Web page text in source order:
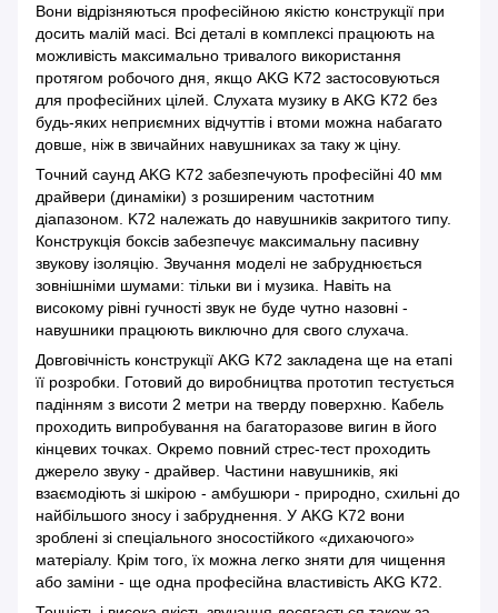
Вони відрізняються професійною якістю конструкції при
досить малій масі. Всі деталі в комплексі працюють на
можливість максимально тривалого використання
протягом робочого дня, якщо AKG K72 застосовуються
для професійних цілей. Слухата музику в AKG K72 без
будь-яких неприємних відчуттів і втоми можна набагато
довше, ніж в звичайних навушниках за таку ж ціну.
Точний саунд AKG K72 забезпечують професійні 40 мм
драйвери (динаміки) з розширеним частотним
діапазоном. K72 належать до навушників закритого типу.
Конструкція боксів забезпечує максимальну пасивну
звукову ізоляцію. Звучання моделі не забруднюється
зовнішніми шумами: тільки ви і музика. Навіть на
високому рівні гучності звук не буде чутно назовні -
навушники працюють виключно для свого слухача.
Довговічність конструкції AKG K72 закладена ще на етапі
її розробки. Готовий до виробництва прототип тестується
падінням з висоти 2 метри на тверду поверхню. Кабель
проходить випробування на багаторазове вигин в його
кінцевих точках. Окремо повний стрес-тест проходить
джерело звуку - драйвер. Частини навушників, які
взаємодіють зі шкірою - амбушюри - природно, схильні до
найбільшого зносу і забруднення. У AKG K72 вони
зроблені зі спеціального зносостійкого «дихаючого»
матеріалу. Крім того, їх можна легко зняти для чищення
або заміни - ще одна професійна властивість AKG K72.